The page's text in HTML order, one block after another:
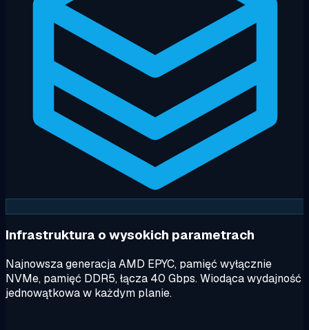
Infrastruktura o wysokich parametrach
Najnowsza generacja AMD EPYC, pamięć wyłącznie
NVMe, pamięć DDR5, łącza 40 Gbps. Wiodąca wydajność
jednowątkowa w każdym planie.